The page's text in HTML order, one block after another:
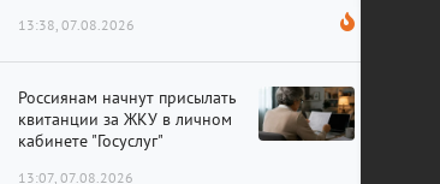
13:38, 07.08.2026
Россиянам начнут присылать
квитанции за ЖКУ в личном
кабинете "Госуслуг"
13:07, 07.08.2026